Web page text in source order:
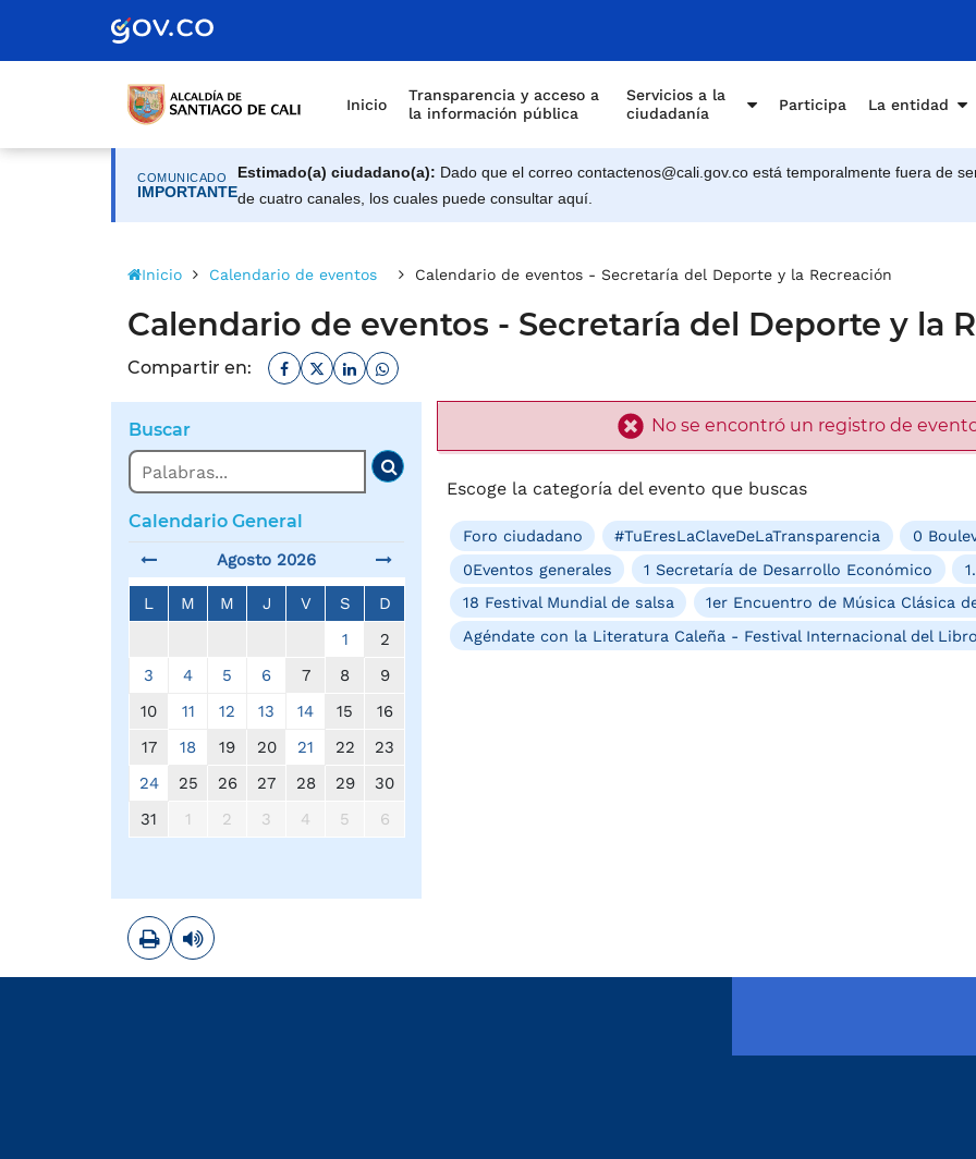
de Santiago de Cali
Inicio
Transparencia y acceso a
la información pública
Servicios a la
ciudadanía
Participa La entidad
COMUNICADO
IMPORTANTE
Estimado(a) ciudadano(a): Dado que el correo contactenos@cali.gov.co está temporalmente fuera de
de cuatro canales, los cuales puede consultar aquí.
Inicio Calendario de eventos Calendario de eventos - Secretaría del Deporte y la Recreación
Calendario de eventos - Secretaría del Deporte y la
Compartir en: Facebook
TwitterLinkedinWhatsapp
Buscar
Buscar
Buscar
Calendario General
Agosto 2026
L M M J V S
D
1
2
3
4 5 6 7 8
9
10
11 12 13 14 15
16
17
18 19 20 21 22
23
24
25 26 27 28 29
30
31
1 2 3 4 5 6
No se encontró un registro de
Escoge la categoría del evento que buscas
Foro ciudadano #TuEresLaClaveDeLaTransparencia
0
0Eventos generales
1 Secretaría de Desarrollo Económico
18 Festival Mundial de salsa
1er Encuentro de Música Clásica
Agéndate con la Literatura Caleña - Festival Internacional del
ImprimirLeer contenido